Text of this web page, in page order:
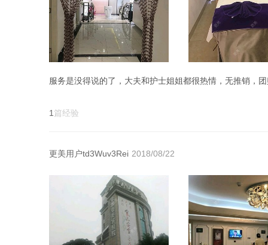
1 篇经验
更美用户td3Wuv3Rei 2018/08/22